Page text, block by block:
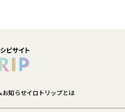
お知らせイロトリップとは